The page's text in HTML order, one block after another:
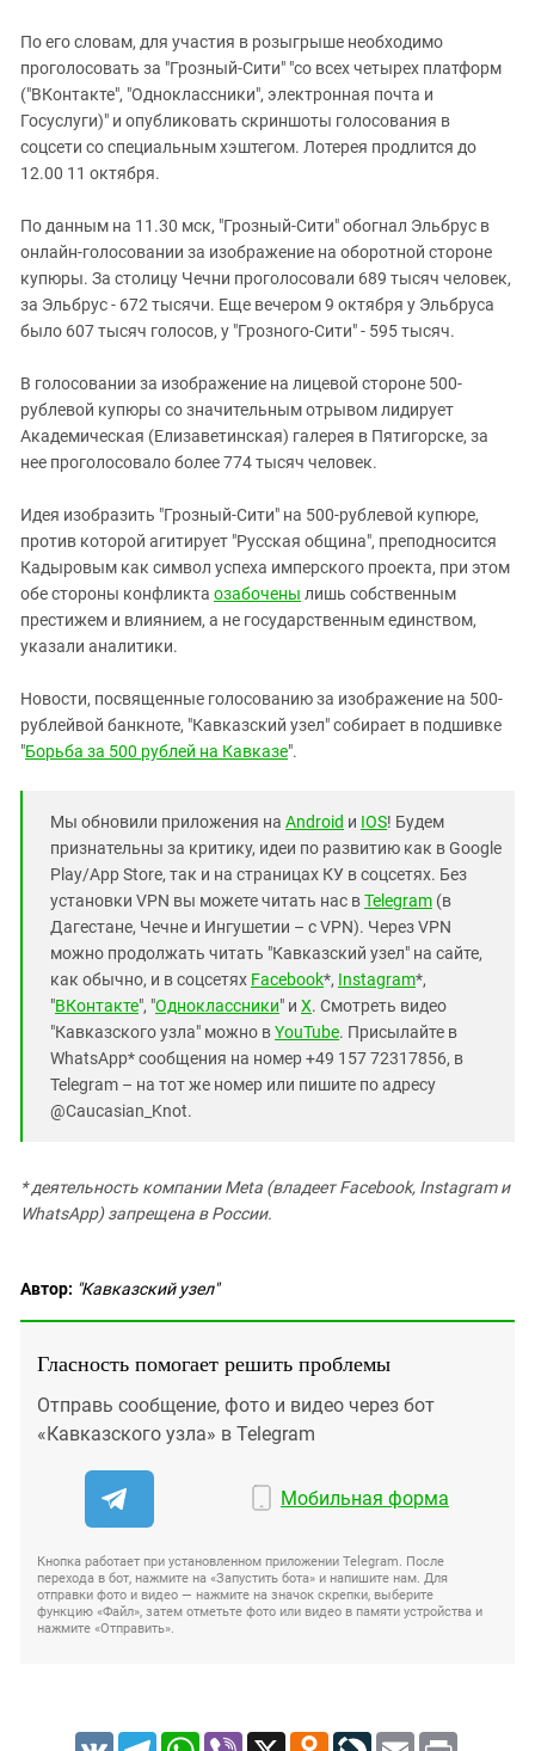
По его словам, для участия в розыгрыше необходимо
проголосовать за "Грозный-Сити" "со всех четырех платформ
("ВКонтакте", "Одноклассники", электронная почта и
Госуслуги)" и опубликовать скриншоты голосования в
соцсети со специальным хэштегом. Лотерея продлится до
12.00 11 октября.
По данным на 11.30 мск, "Грозный-Сити" обогнал Эльбрус в
онлайн-голосовании за изображение на оборотной стороне
купюры. За столицу Чечни проголосовали 689 тысяч человек,
за Эльбрус - 672 тысячи. Еще вечером 9 октября у Эльбруса
было 607 тысяч голосов, у "Грозного-Сити" - 595 тысяч.
В голосовании за изображение на лицевой стороне 500-
рублевой купюры со значительным отрывом лидирует
Академическая (Елизаветинская) галерея в Пятигорске, за
нее проголосовало более 774 тысяч человек.
Идея изобразить "Грозный-Сити" на 500-рублевой купюре,
против которой агитирует "Русская община", преподносится
Кадыровым как символ успеха имперского проекта, при этом
обе стороны конфликта озабочены лишь собственным
престижем и влиянием, а не государственным единством,
указали аналитики.
Новости, посвященные голосованию за изображение на 500-
рублейвой банкноте, "Кавказский узел" собирает в подшивке
"Борьба за 500 рублей на Кавказе".
Мы обновили приложения на Android и IOS! Будем
признательны за критику, идеи по развитию как в Google
Play/App Store, так и на страницах КУ в соцсетях. Без
установки VPN вы можете читать нас вTelegram (в
Дагестане, Чечне и Ингушетии – с VPN). Через VPN
можно продолжать читать "Кавказский узел" на сайте,
как обычно, и в соцсетях Facebook*, Instagram*,
"ВКонтакте", "Одноклассники" и X. Смотреть видео
"Кавказского узла" можно вYouTube. Присылайте в
WhatsApp* сообщения на номер +49 157 72317856, в
Telegram – на тот же номер или пишите по адресу
@Caucasian_Knot.
* деятельность компании Meta (владеет Facebook, Instagram и
WhatsApp) запрещена в России.
Автор: "Кавказский узел"
Гласность помогает решить проблемы
Отправь сообщение, фото и видео через бот
«Кавказского узла» в Telegram
Мобильная форма
Кнопка работает при установленном приложении Telegram. После
перехода в бот, нажмите на «Запустить бота» и напишите нам. Для
отправки фото и видео — нажмите на значок скрепки, выберите
функцию «Файл», затем отметьте фото или видео в памяти устройства и
нажмите «Отправить».
VK TelegramWhatsApp
Viber X Odnoklassniki
LiveJournal
Email Print